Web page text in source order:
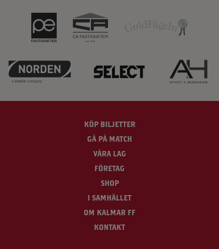
KÖP BILJETTER
GÅ PÅ MATCH
VÅRA LAG
FÖRETAG
SHOP
I SAMHÄLLET
OM KALMAR FF
KONTAKT